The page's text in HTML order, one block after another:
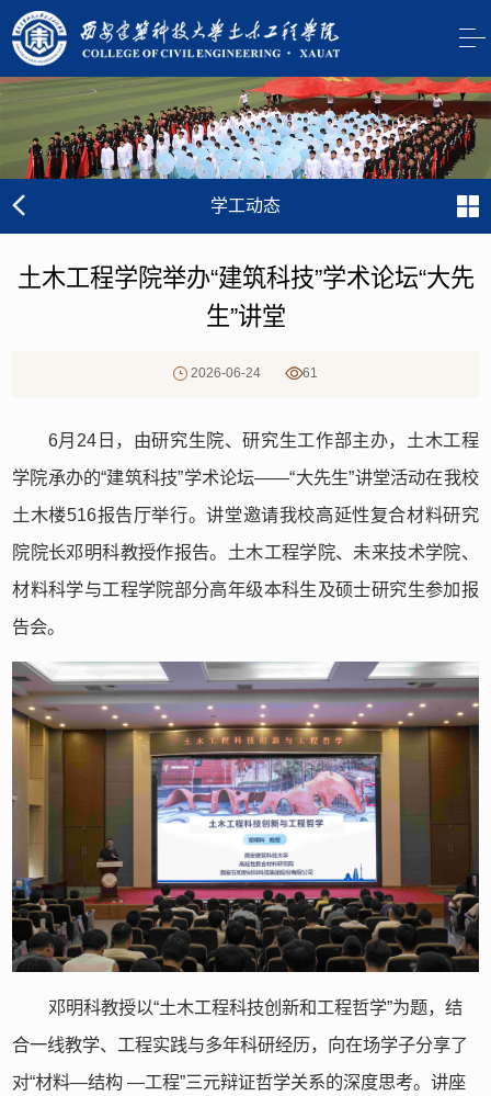
学工动态
土木工程学院举办“建筑科技”学术论坛“大先
生”讲堂
2026-06-24 61
6月24日，由研究生院、研究生工作部主办，土木工程
学院承办的“建筑科技”学术论坛——“大先生”讲堂活动在我校
土木楼516报告厅举行。讲堂邀请我校高延性复合材料研究
院院长邓明科教授作报告。土木工程学院、未来技术学院、
材料科学与工程学院部分高年级本科生及硕士研究生参加报
告会。
邓明科教授以“土木工程科技创新和工程哲学”为题，结
合一线教学、工程实践与多年科研经历，向在场学子分享了
对“材料—结构 —工程”三元辩证哲学关系的深度思考。讲座